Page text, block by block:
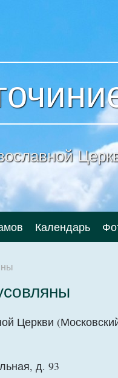
Календарь
Церкви
д. 93